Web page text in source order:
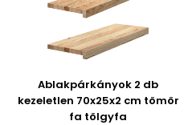
Ablakpárkányok 2 db
kezeletlen 70x25x2 cm tömör
fa tölgyfa